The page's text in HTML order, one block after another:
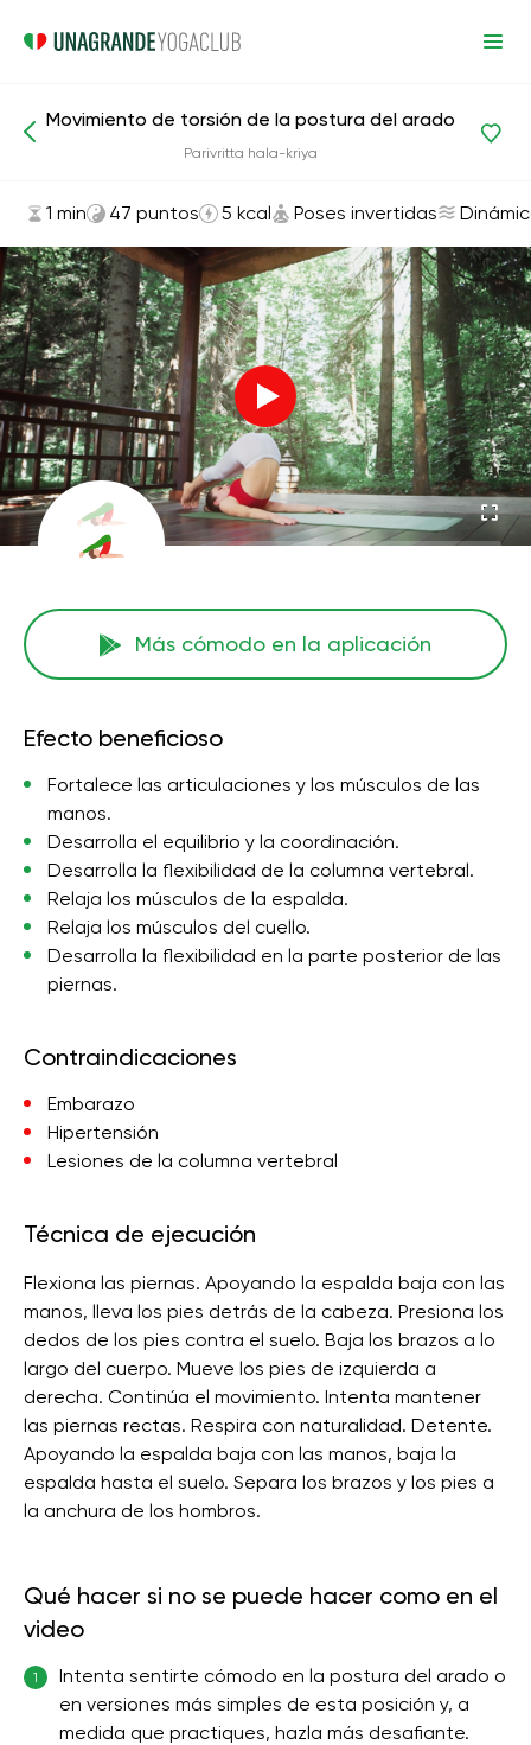
Asanas y ejercicios Poses invertidas
Movimiento de torsión de la postura del arado
Parivritta hala-kriya
1 min 47 puntos 5 kcal Poses invertidas
Más cómodo en la aplicación
Efecto beneficioso
Fortalece las articulaciones y los músculos de las
manos.
Desarrolla el equilibrio y la coordinación.
Desarrolla la flexibilidad de la columna vertebral.
Relaja los músculos de la espalda.
Relaja los músculos del cuello.
Desarrolla la flexibilidad en la parte posterior de las
piernas.
Contraindicaciones
Embarazo
Hipertensión
Lesiones de la columna vertebral
Técnica de ejecución
Flexiona las piernas. Apoyando la espalda baja con las
manos, lleva los pies detrás de la cabeza. Presiona los
dedos de los pies contra el suelo. Baja los brazos a lo
largo del cuerpo. Mueve los pies de izquierda a
derecha. Continúa el movimiento. Intenta mantener
las piernas rectas. Respira con naturalidad. Detente.
Apoyando la espalda baja con las manos, baja la
espalda hasta el suelo. Separa los brazos y los pies a
la anchura de los hombros.
Qué hacer si no se puede hacer como en el
video
1
Intenta sentirte cómodo en la postura del arado o
en versiones más simples de esta posición y, a
medida que practiques, hazla más desafiante.